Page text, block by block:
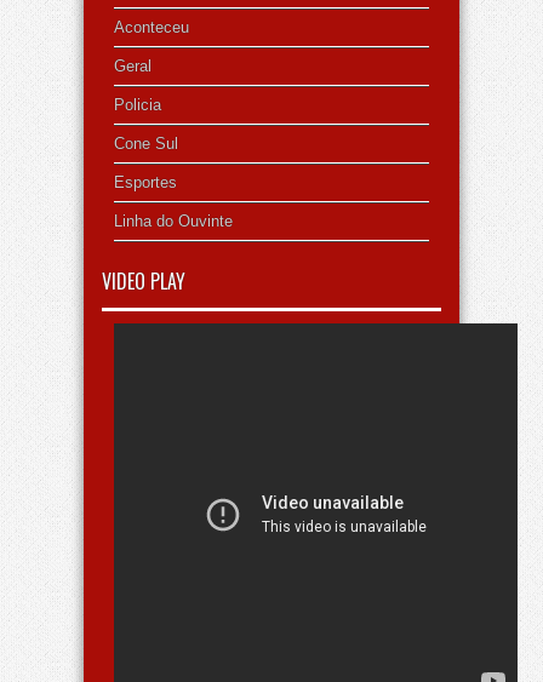
Aconteceu
Geral
Policia
Cone Sul
Esportes
Linha do Ouvinte
VIDEO PLAY